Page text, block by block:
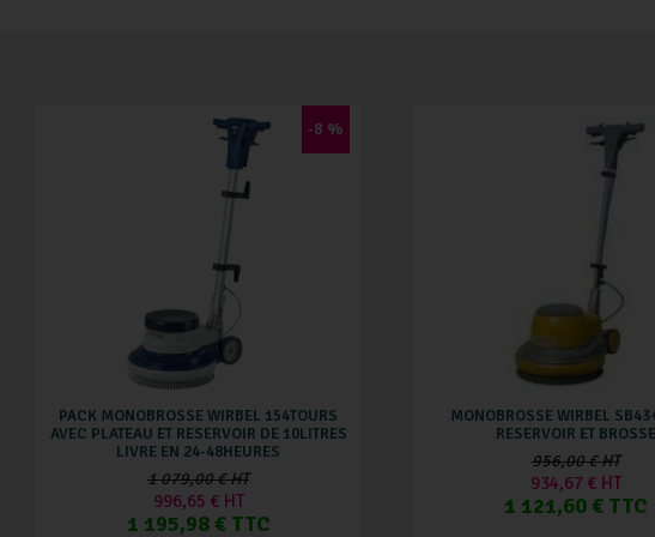
-8 %
PACK MONOBROSSE WIRBEL 154TOURS
AVEC PLATEAU ET RESERVOIR DE 10LITRES
LIVRE EN 24-48HEURES
1 079,00 € HT
996,65 € HT
1 195,98 € TTC
MONOBROSSE WIRBEL
RESERVOIR ET BROSSE
956,00 € HT
934,67 € HT
1 121,60 € TTC